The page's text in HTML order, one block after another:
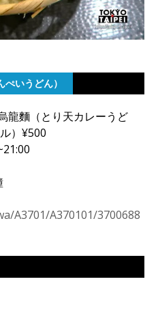
いうどん）
龍麵（とり天カレーうど
）¥500
A3701/A370101/3700688